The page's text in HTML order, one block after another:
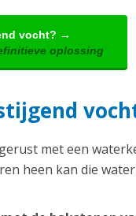
vocht? →
oplossing
met een
heen kan die